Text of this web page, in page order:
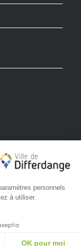
Play Store
✕
je vous aider ?